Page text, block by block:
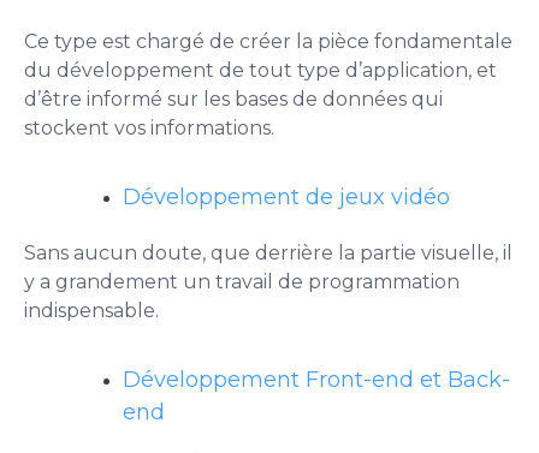
Ce type est chargé de créer la pièce fondamentale
du développement de tout type d’application, et
d’être informé sur les bases de données qui
stockent vos informations.
Développement de jeux vidéo
Sans aucun doute, que derrière la partie visuelle, il
y a grandement un travail de programmation
indispensable.
Développement Front-end et Back-
end